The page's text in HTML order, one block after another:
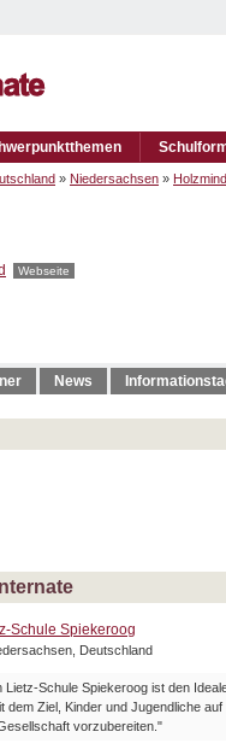
» Niedersachsen »
Webseite
News
Schule Spiekeroog
Deutschland
Lietz-Schule Spiekeroog ist den
dem Ziel, Kinder und Jugendliche
vorzubereiten."